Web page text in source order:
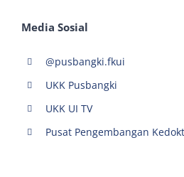
Media Sosial
@pusbangki.fkui
UKK Pusbangki
UKK UI TV
Pusat Pengembangan